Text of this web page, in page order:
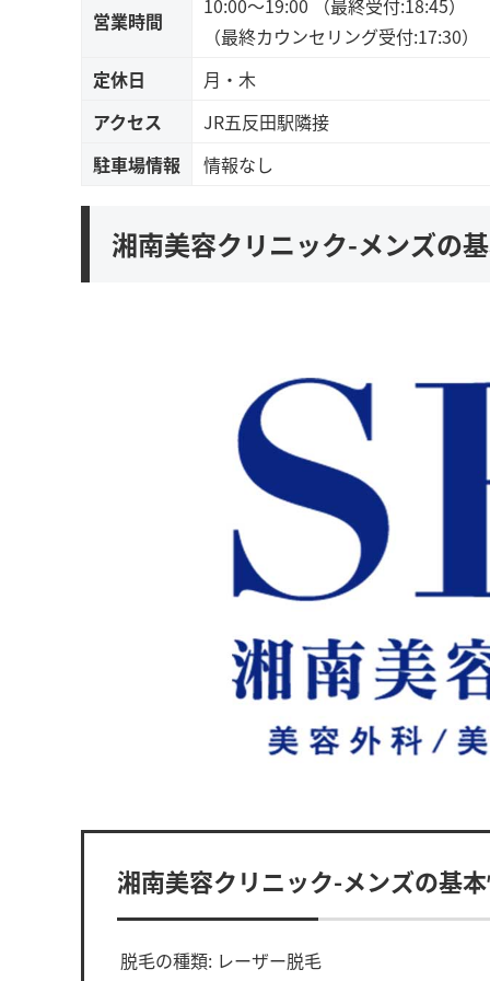
営業時間
10:00～19:00 （最終受付:18:45）
（最終カウンセリング受付:17:30）
定休日
月・木
アクセス
JR五反田駅隣接
駐車場情報
情報なし
湘南美容クリニック-メンズの
湘南美容クリニック-メンズの基
脱毛の種類: レーザー脱毛